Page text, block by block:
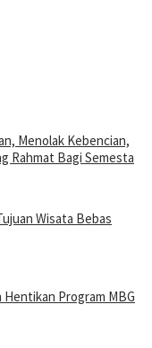
Menolak Kebencian,
Rahmat Bagi Semesta
Wisata Bebas
Program MBG